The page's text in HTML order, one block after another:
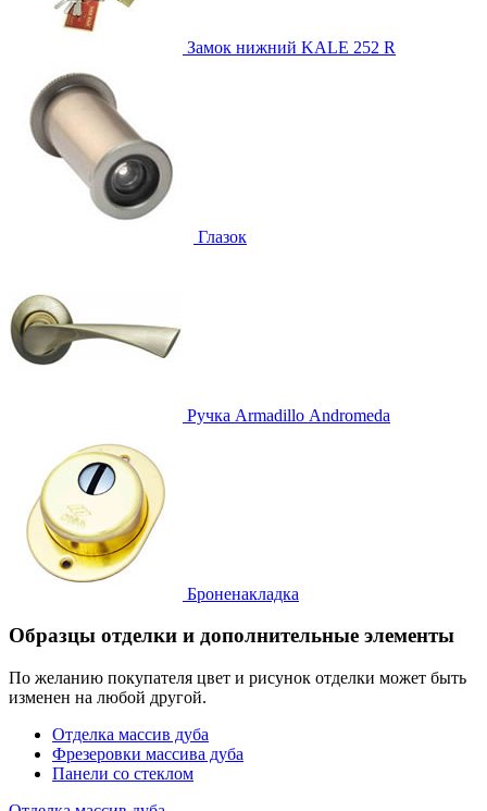
Замок нижний KALE 252 R
Глазок
Ручка Armadillo Аndromeda
Броненакладка
Образцы отделки и дополнительные элементы
По желанию покупателя цвет и рисунок отделки может быть
изменен на любой другой.
Отделка массив дуба
Фрезеровки массива дуба
Панели со стеклом